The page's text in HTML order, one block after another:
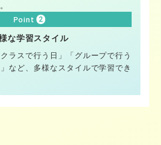
Point 2
な学習スタイル
ラスで行う日」「グループで行う
など、多様なスタイルで学習でき